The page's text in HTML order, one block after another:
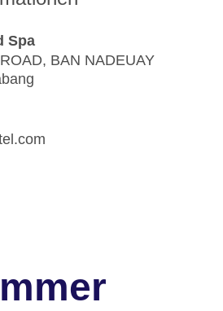
Spa
BAN NADEUAY